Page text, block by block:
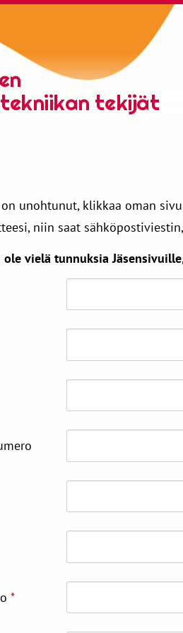
tekijät
unohtunut, klikkaa oman
niin saat
vielä tunnuksia
*